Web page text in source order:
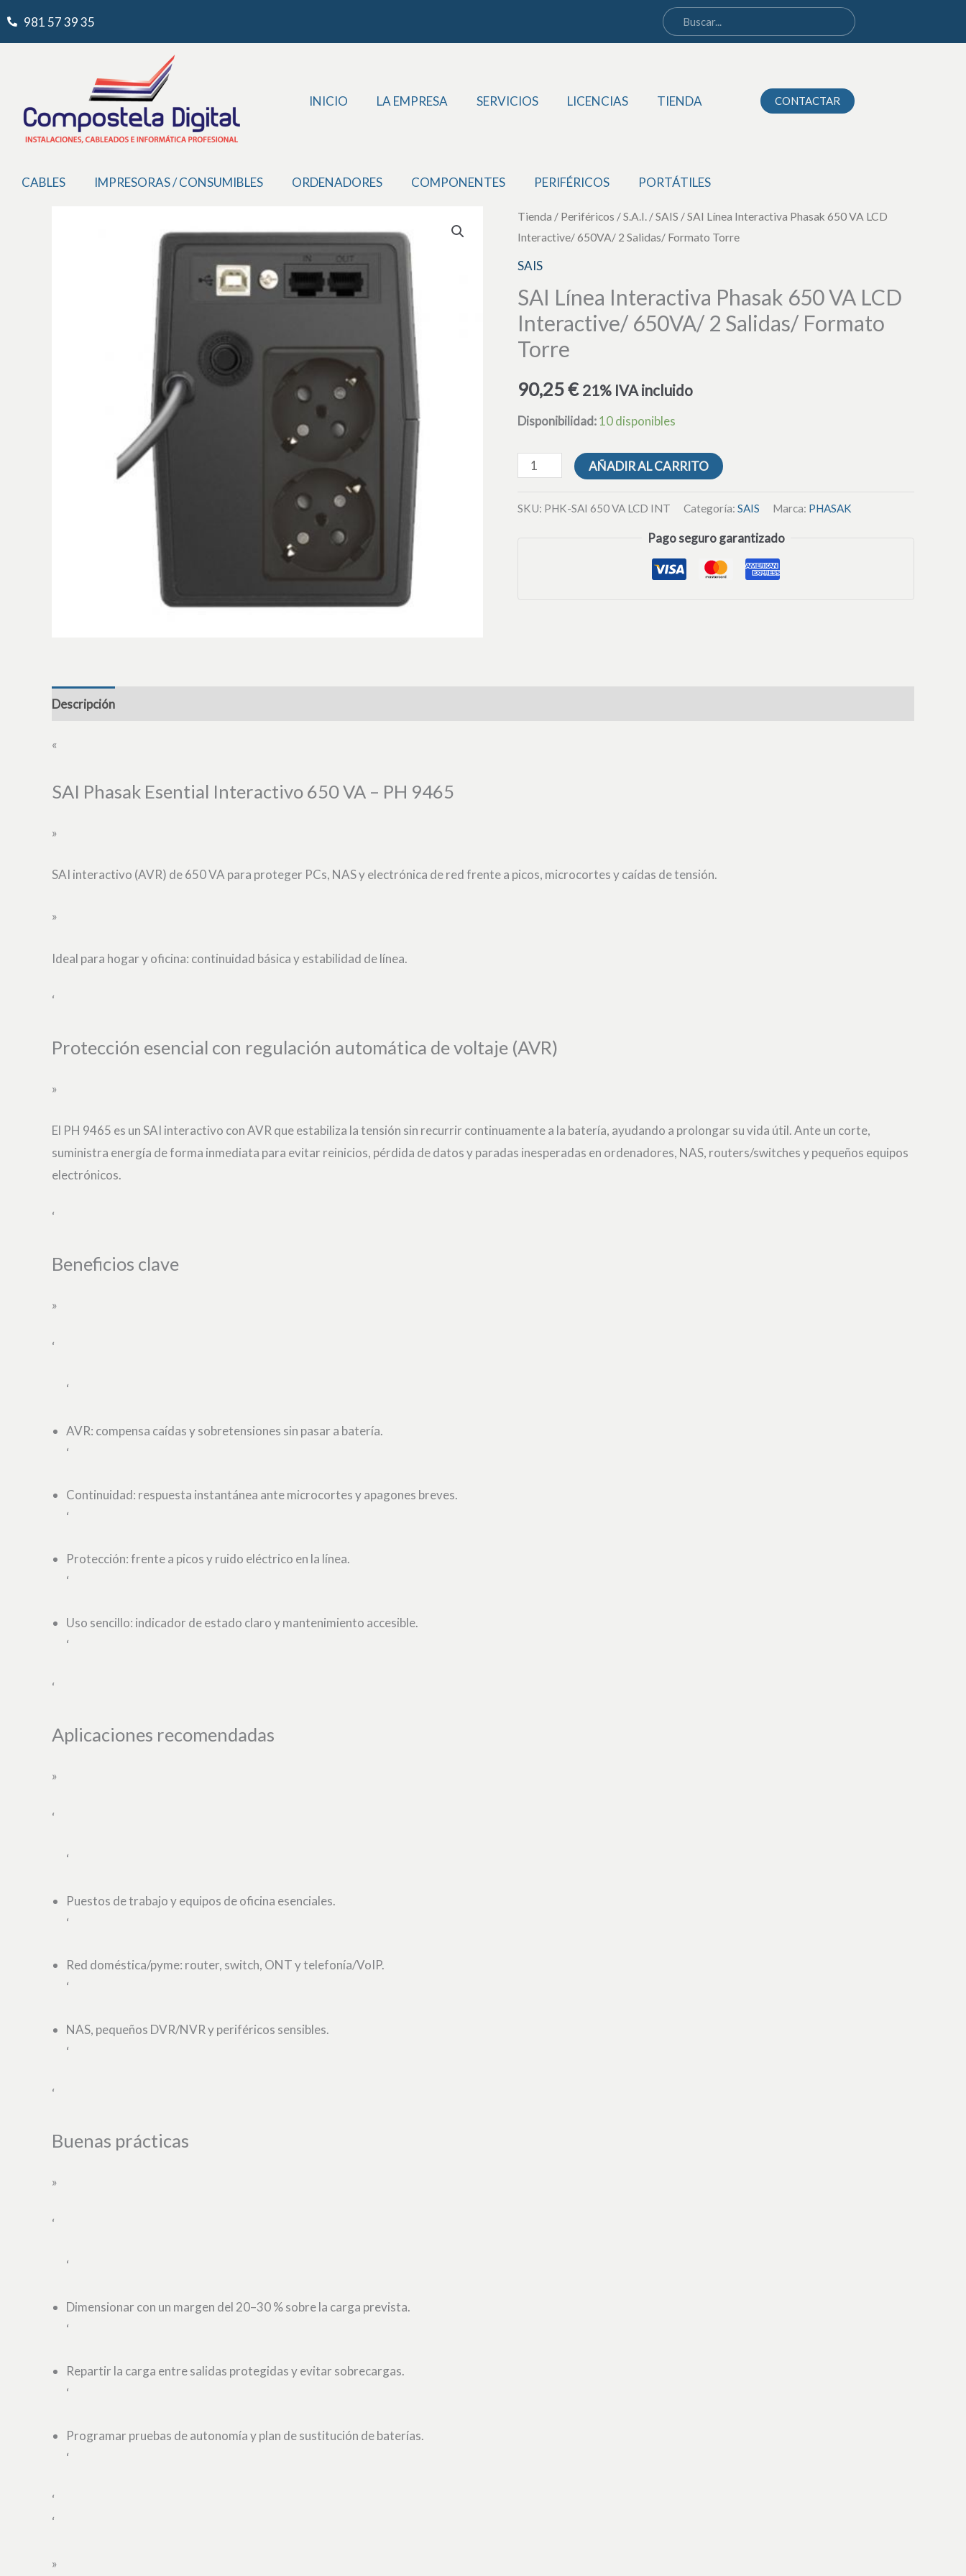
981 57 39 35
INICIO LA EMPRESA SERVICIOS LICENCIAS TIENDA CONTACTAR
CABLES IMPRESORAS / CONSUMIBLES ORDENADORES COMPONENTES PERIFÉRICOS PORTÁTILES
Tienda / Periféricos /S.A.I. /SAIS / SAI Línea Interactiva Phasak 650 VA LCD
Interactive/ 650VA/ 2 Salidas/ Formato Torre
SAIS
SAI Línea Interactiva Phasak 650 VA LCD
Interactive/ 650VA/ 2 Salidas/ Formato
Torre
90,25€ 21% IVA incluido
Disponibilidad:10 disponibles
SAI
Línea
Interactiva
650
VA
LCD
650VA/
2
Formato
cantidad
AÑADIR AL CARRITO
SKU: PHK-SAI 650 VA LCD INT Categoría: SAIS Marca: PHASAK
Pago seguro garantizado
Descripción
«
SAI Phasak Esential Interactivo 650 VA – PH 9465
»
SAI interactivo (AVR) de 650 VA para proteger PCs, NAS y electrónica de red frente a picos, microcortes y caídas de tensión.
»
Ideal para hogar y oficina: continuidad básica y estabilidad de línea.
‘
Protección esencial con regulación automática de voltaje (AVR)
»
El PH 9465 es un SAI interactivo con AVR que estabiliza la tensión sin recurrir continuamente a la batería, ayudando a prolongar su vida útil. Ante un corte,
suministra energía de forma inmediata para evitar reinicios, pérdida de datos y paradas inesperadas en ordenadores, NAS, routers/switches y pequeños equipos
electrónicos.
‘
Beneficios clave
»
‘
‘
AVR: compensa caídas y sobretensiones sin pasar a batería.
‘
Continuidad: respuesta instantánea ante microcortes y apagones breves.
‘
Protección: frente a picos y ruido eléctrico en la línea.
‘
Uso sencillo: indicador de estado claro y mantenimiento accesible.
‘
‘
Aplicaciones recomendadas
»
‘
‘
Puestos de trabajo y equipos de oficina esenciales.
‘
Red doméstica/pyme: router, switch, ONT y telefonía/VoIP.
‘
NAS, pequeños DVR/NVR y periféricos sensibles.
‘
‘
Buenas prácticas
»
‘
‘
Dimensionar con un margen del 20–30 % sobre la carga prevista.
‘
Repartir la carga entre salidas protegidas y evitar sobrecargas.
‘
Programar pruebas de autonomía y plan de sustitución de baterías.
‘
‘
‘
»
Phasak
650
Interactive/
Torre
cantidad